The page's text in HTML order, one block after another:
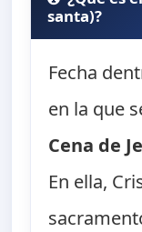
santa)?
Fecha
en la que
Cena de
En ella,